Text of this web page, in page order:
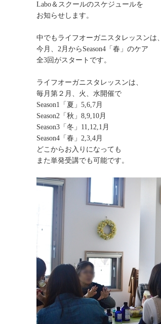
Labo＆スクールのスケジュールを
お知らせします。
中でもライフオーガニスタレッスンは、
今月、2月からSeason4「春」のケア
全3回がスタートです。
ライフオーガニスタレッスンは、
毎月第２月、火、水開催で
Season1「夏」5,6,7月
Season2「秋」8,9,10月
Season3「冬」11,12,1月
Season4「春」2,3,4月
どこからお入りになっても
また単発受講でも可能です。